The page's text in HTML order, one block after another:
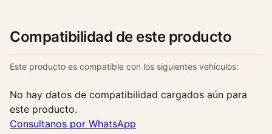
1
a
t
i
d
Compatibilidad de este producto
Este producto es compatible con los siguientes vehículos:
No hay datos de compatibilidad cargados aún para
este producto.
Consultanos por WhatsApp